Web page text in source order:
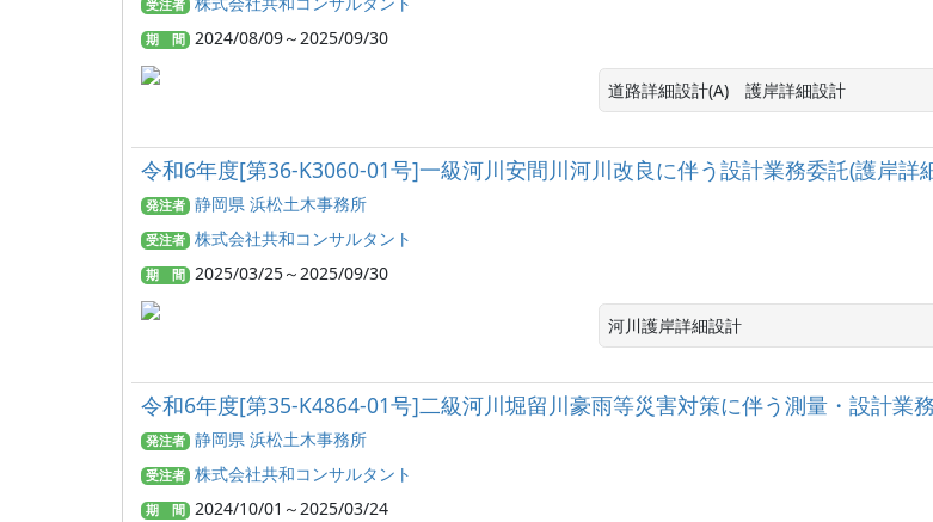
受注者
期 間 2024/08/09～2025/09/30
道路詳細設計(A)　護岸詳細設計
令和6年度[第36-K3060-01号]一級河川安間川河川改良に伴う設計業務委託(護岸詳
発注者 静岡県 浜松土木事務所
受注者 株式会社共和コンサルタント
期 間 2025/03/25～2025/09/30
河川護岸詳細設計
令和6年度[第35-K4864-01号]二級河川堀留川豪雨等災害対策に伴う測量・設計業
発注者 静岡県 浜松土木事務所
受注者 株式会社共和コンサルタント
期 間 2024/10/01～2025/03/24